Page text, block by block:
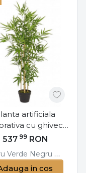
artificiala
cu ghiveci,
cm, Bamboo
53799 RON
Verde Negru Verde
in cos